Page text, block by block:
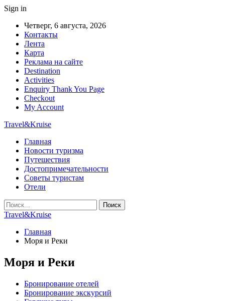
Sign in
Четверг, 6 августа, 2026
Контакты
Лента
Карта
Реклама на сайте
Destination
Activities
Enquiry Thank You Page
Checkout
My Account
Travel&Kruise
Главная
Новости туризма
Путешествия
Достопримечательности
Советы туристам
Отели
Travel&Kruise
Главная
Моря и Реки
Моря и Реки
Бронирование отелей
Бронирование экскурсий